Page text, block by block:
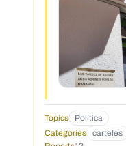
Topics Política
Categories
carteles